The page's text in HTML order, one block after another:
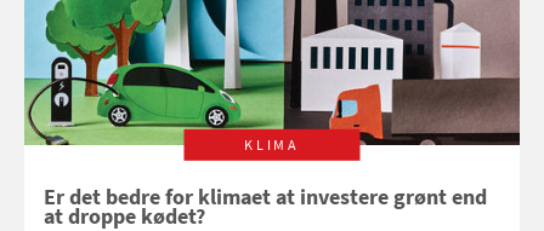
KLIMA
Er det bedre for klimaet at investere grønt end
at droppe kødet?